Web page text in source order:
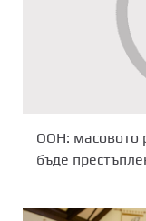
ООН: масовото
бъде